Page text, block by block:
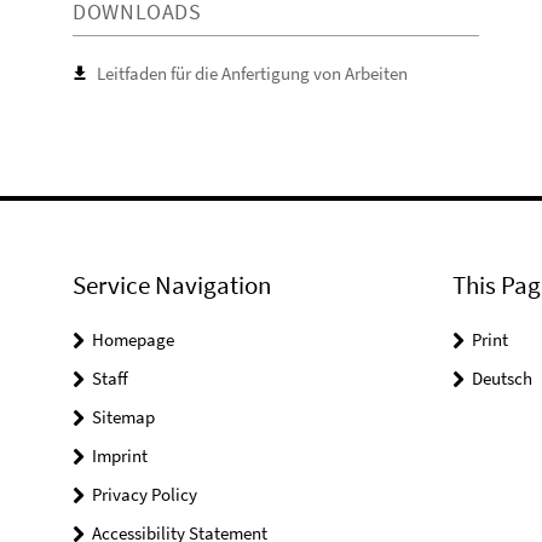
DOWNLOADS
Leitfaden für die Anfertigung von Arbeiten
Service Navigation
Homepage
Staff
Sitemap
Imprint
Privacy Policy
Accessibility Statement
This
Print
Deutsch